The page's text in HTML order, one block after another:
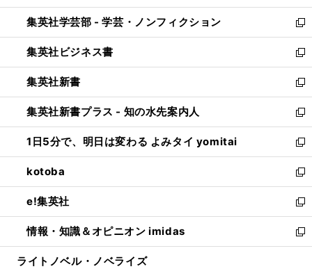
開
く
ウ
で
開
く
ン
ド
ウ
で
開
く
ウ
ィ
ン
ド
ウ
で
開
く
集英社学芸部 - 学芸・ノンフィクション
新
し
い
ウ
ィ
ン
ド
ウ
で
開
く
集英社ビジネス書
新
し
い
ウ
ィ
ン
ド
ウ
で
開
く
集英社新書
新
し
い
ウ
ィ
ン
ド
ウ
で
開
く
集英社新書プラス - 知の水先案内人
新
し
い
ウ
ィ
ン
ド
ウ
で
開
1日5分で、明日は変わる よみタイ yomitai
新
し
い
ウ
ィ
ン
ド
ウ
kotoba
新
し
い
ウ
ィ
ン
e!集英社
新
し
い
ウ
情報・知識＆オピニオン imidas
新
し
ライトノベル・ノベライズ